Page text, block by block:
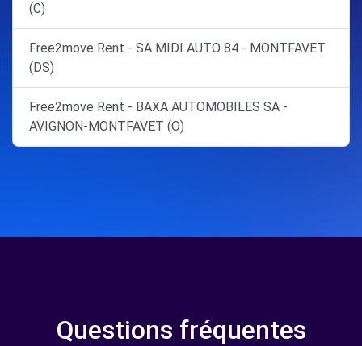
(C)
Free2move Rent - SA MIDI AUTO 84 - MONTFAVET
(DS)
Free2move Rent - BAXA AUTOMOBILES SA -
AVIGNON-MONTFAVET (O)
Questions fréquentes